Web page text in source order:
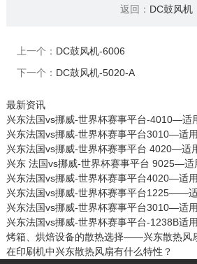
返回： DC鼓风机
上一个： DC鼓风机-6006
下一个： DC鼓风机-5020-A
最新资讯
兴东法国vs挪威-世界杯赛事平台-4010—适
兴东法国vs挪威-世界杯赛事平台3010—适
兴东法国vs挪威-世界杯赛事平台 4020—适
兴东 法国vs挪威-世界杯赛事平台 9025—适
兴东法国vs挪威-世界杯赛事平台4020—适
兴东法国vs挪威-世界杯赛事平台1225——
兴东法国vs挪威-世界杯赛事平台3010—适
兴东法国vs挪威-世界杯赛事平台-1238B适
烤箱、烘焙设备的散热选择——兴东散热风
在印刷机中兴东散热风扇有什么特性？